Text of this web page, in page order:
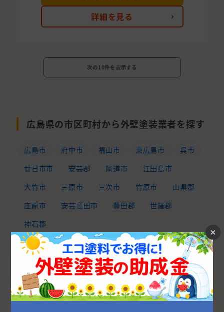
詳細を見る
次の10件を表示する
広島県の市区町村から外壁塗装業者を探す
広島市 府中市 福山市 東広島市
呉市
廿日市市
安芸郡 尾道市
江田島市
大竹市
三原市 三次市 竹原市
山県郡
庄原市
安芸高田市 豊田郡
世羅郡
神石郡
×